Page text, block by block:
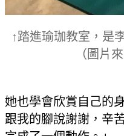
↑踏進瑜珈教室，是
（圖片
她也學會欣賞自己的
跟我的腳說謝謝，辛